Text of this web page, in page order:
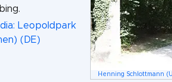
Henning Schlottmann
Leopoldpark
(DE)